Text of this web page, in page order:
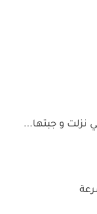
نزلت و جبتها...